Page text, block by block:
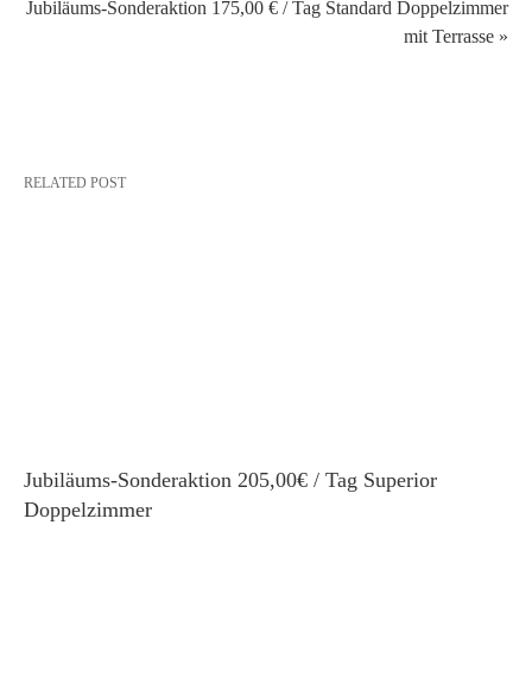
Jubiläums-Sonderaktion 175,00 € / Tag Standard Doppelzimmer
mit Terrasse »
RELATED POST
Jubiläums-Sonderaktion 205,00€ / Tag Superior
Doppelzimmer